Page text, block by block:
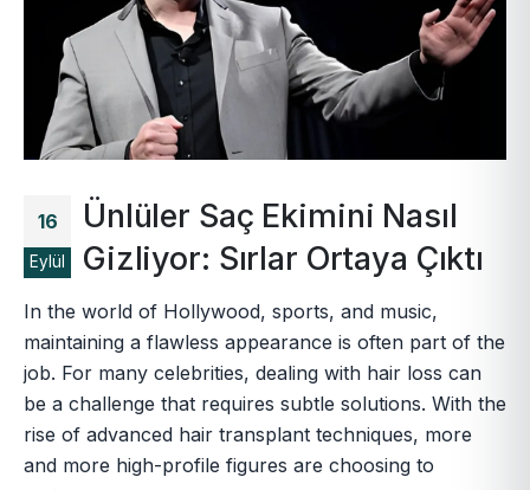
16
Eylül
Ünlüler Saç Ekimini Nasıl
Gizliyor: Sırlar Ortaya Çıktı
In the world of Hollywood, sports, and music,
maintaining a flawless appearance is often part of the
job. For many celebrities, dealing with hair loss can
be a challenge that requires subtle solutions. With the
rise of advanced hair transplant techniques, more
and more high-profile figures are choosing to